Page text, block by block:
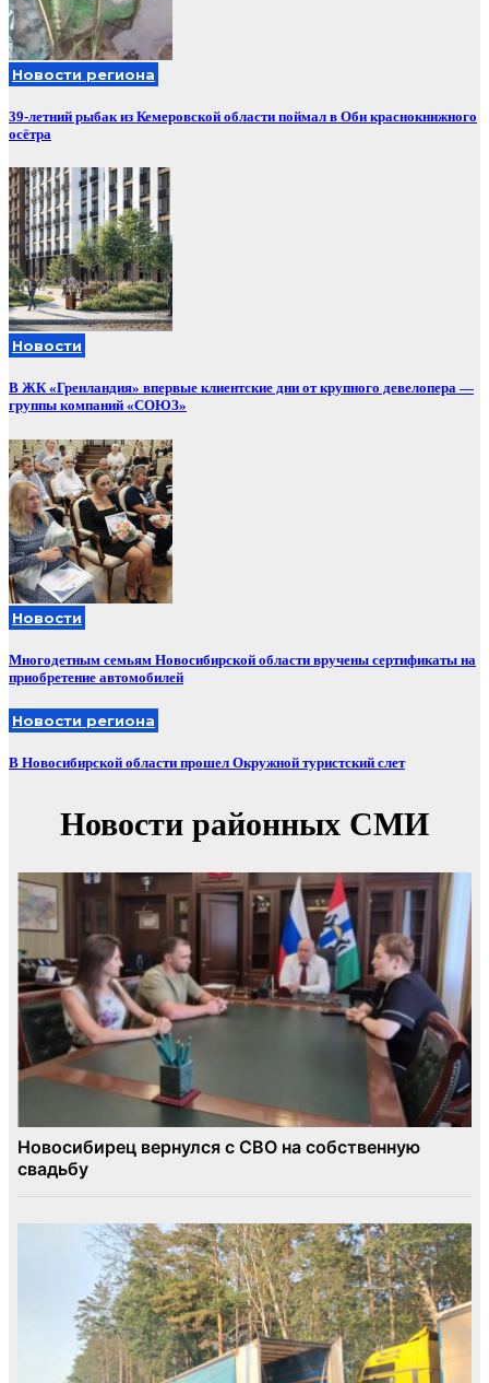
Новости региона
39-летний рыбак из Кемеровской области поймал в Оби краснокнижного
осётра
Новости
В ЖК «Гренландия» впервые клиентские дни от крупного девелопера —
группы компаний «СОЮЗ»
Новости
Многодетным семьям Новосибирской области вручены сертификаты на
приобретение автомобилей
Новости региона
В Новосибирской области прошел Окружной туристский слет